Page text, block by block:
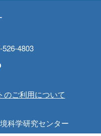
526-4803
のご利用について
科学研究センター